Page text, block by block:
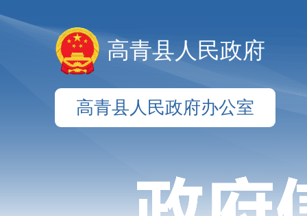
高青县人民政府
高青县人民政府办公室